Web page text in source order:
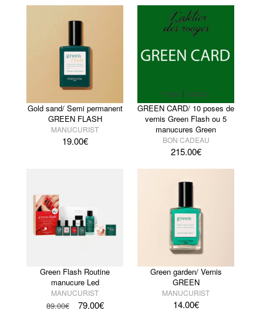
Gold sand/ Semi permanent
GREEN FLASH
MANUCURIST
19.00€
GREEN CARD/ 10 poses de
vernis Green Flash ou 5
manucures Green
BON CADEAU
215.00€
Green Flash Routine
manucure Led
MANUCURIST
89.00€ 79.00€
Green garden/ Vernis
GREEN
MANUCURIST
14.00€